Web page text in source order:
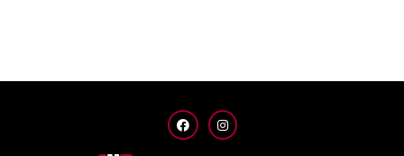
FACEBOOKINSTAGRAM